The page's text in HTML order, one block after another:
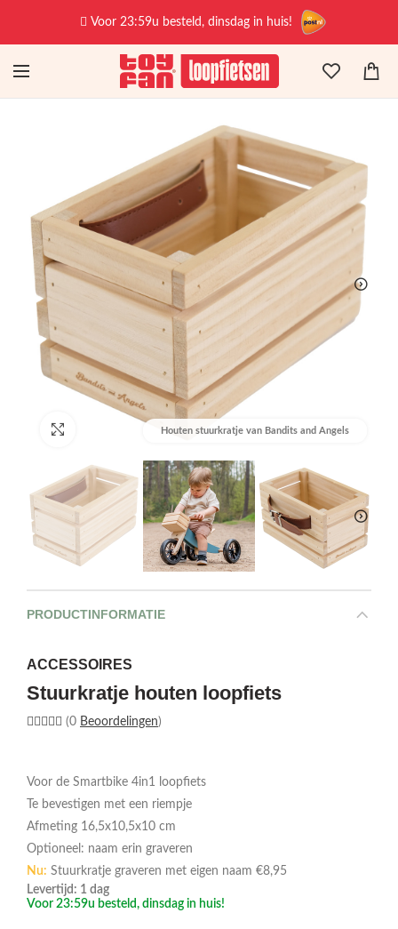
Voor 23:59u besteld, dinsdag in huis!
Houten stuurkratje van Bandits and Angels
Afbeelding vergroten
PRODUCTINFORMATIE
ACCESSOIRES
Stuurkratje houten loopfiets
(0 Beoordelingen)
Voor de Smartbike 4in1 loopfiets
Te bevestigen met een riempje
Afmeting 16,5x10,5x10 cm
Optioneel: naam erin graveren
Nu: Stuurkratje graveren met eigen naam €8,95
Levertijd: 1 dag
Voor 23:59u besteld, dinsdag in huis!